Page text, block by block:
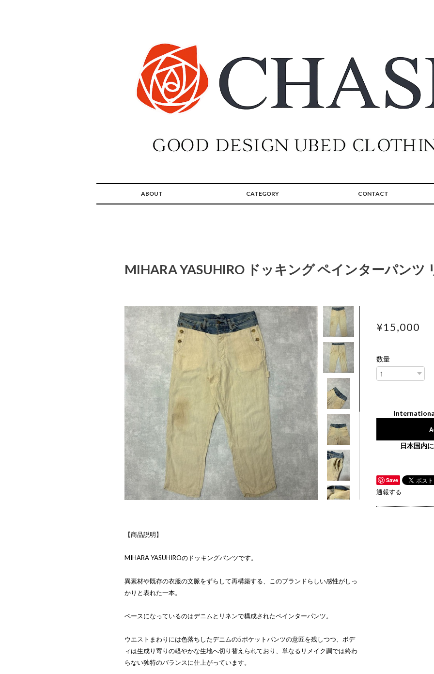
ABOUT CATEGORY CONTACT
MIHARA YASUHIRO ドッキング ペインターパンツ
【商品説明】
MIHARA YASUHIROのドッキングパンツです。
異素材や既存の衣服の文脈をずらして再構築する、このブランドらしい感性がしっ
かりと表れた一本。
ベースになっているのはデニムとリネンで構成されたペインターパンツ。
ウエストまわりには色落ちしたデニムの5ポケットパンツの意匠を残しつつ、ボデ
ィは生成り寄りの軽やかな生地へ切り替えられており、単なるリメイク調では終わ
らない独特のバランスに仕上がっています。
¥15,000
数量
日本国内
Save
通報する